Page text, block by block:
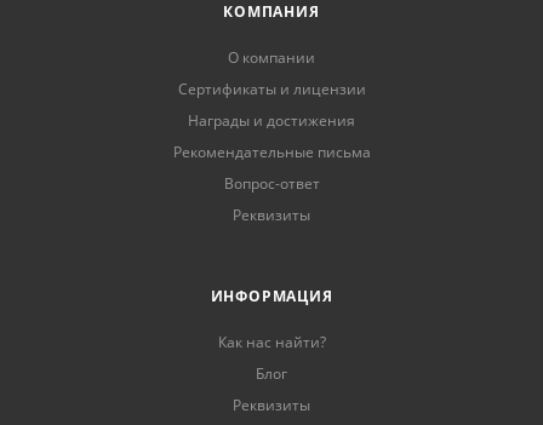
КОМПАНИЯ
О компании
Сертификаты и лицензии
Награды и достижения
Рекомендательные письма
Вопрос-ответ
Реквизиты
ИНФОРМАЦИЯ
Как нас найти?
Блог
Реквизиты